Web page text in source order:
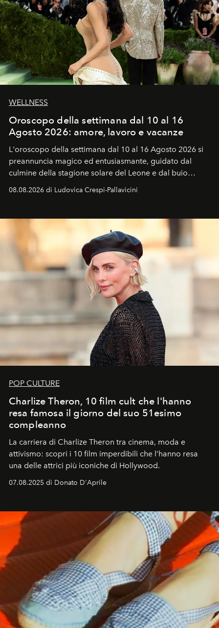
WELLNESS
Oroscopo della settimana dal 10 al 16
Agosto 2026: amore, lavoro e vacanze
L'oroscopo della settimana dal 10 al 16 Agosto 2026 si
preannuncia magico ed entusiasmante, guidato dal
culmine della stagione solare del Leone e dal buio
favorevole della Luna nuova in Leone del 12 agosto,
ideale per la notte delle Perseidi.
08.08.2026 di Ludovica Crespi-Pallavicini
POP CULTURE
Charlize Theron, 10 film cult che l'hanno
resa famosa il giorno del suo 51esimo
compleanno
La carriera di Charlize Theron tra cinema, moda e
attivismo: scopri i 10 film imperdibili che l’hanno resa
una delle attrici più iconiche di Hollywood.
07.08.2025 di Donato D'Aprile